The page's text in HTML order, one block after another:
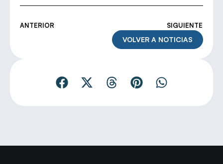
ANTERIOR SIGUIENTE
VOLVER A NOTICIAS